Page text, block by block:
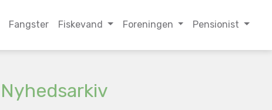
Fangster Fiskevand Foreningen Pensionist
Nyhedsarkiv